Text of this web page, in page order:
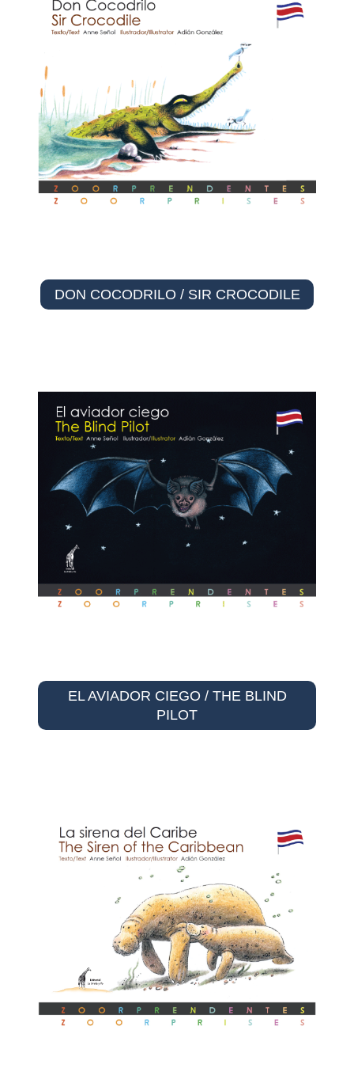
DON COCODRILO / SIR CROCODILE
EL AVIADOR CIEGO / THE BLIND
PILOT